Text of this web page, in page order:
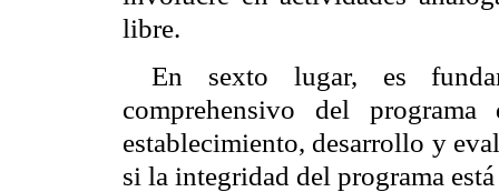
libre.
En sexto lugar, es
comprehensivo del
establecimiento, desarrollo y
si la integridad del programa